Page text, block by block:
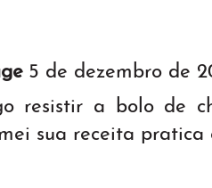
5 de dezembro de
resistir a bolo de
sua receita